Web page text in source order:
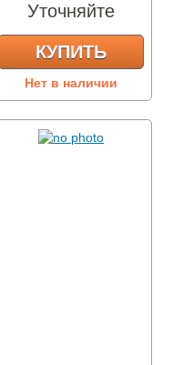
Уточняйте
КУПИТЬ
Нет в наличии